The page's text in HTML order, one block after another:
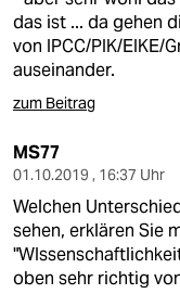
das ist ... da gehen
von IPCC/PIK/EIKE/
auseinander.
zum Beitrag
MS77
01.10.2019 , 16:37 Uhr
Welchen
sehen, erklären Sie
oben sehr richtig